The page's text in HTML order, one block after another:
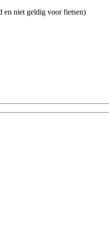
en niet geldig voor fietsen)